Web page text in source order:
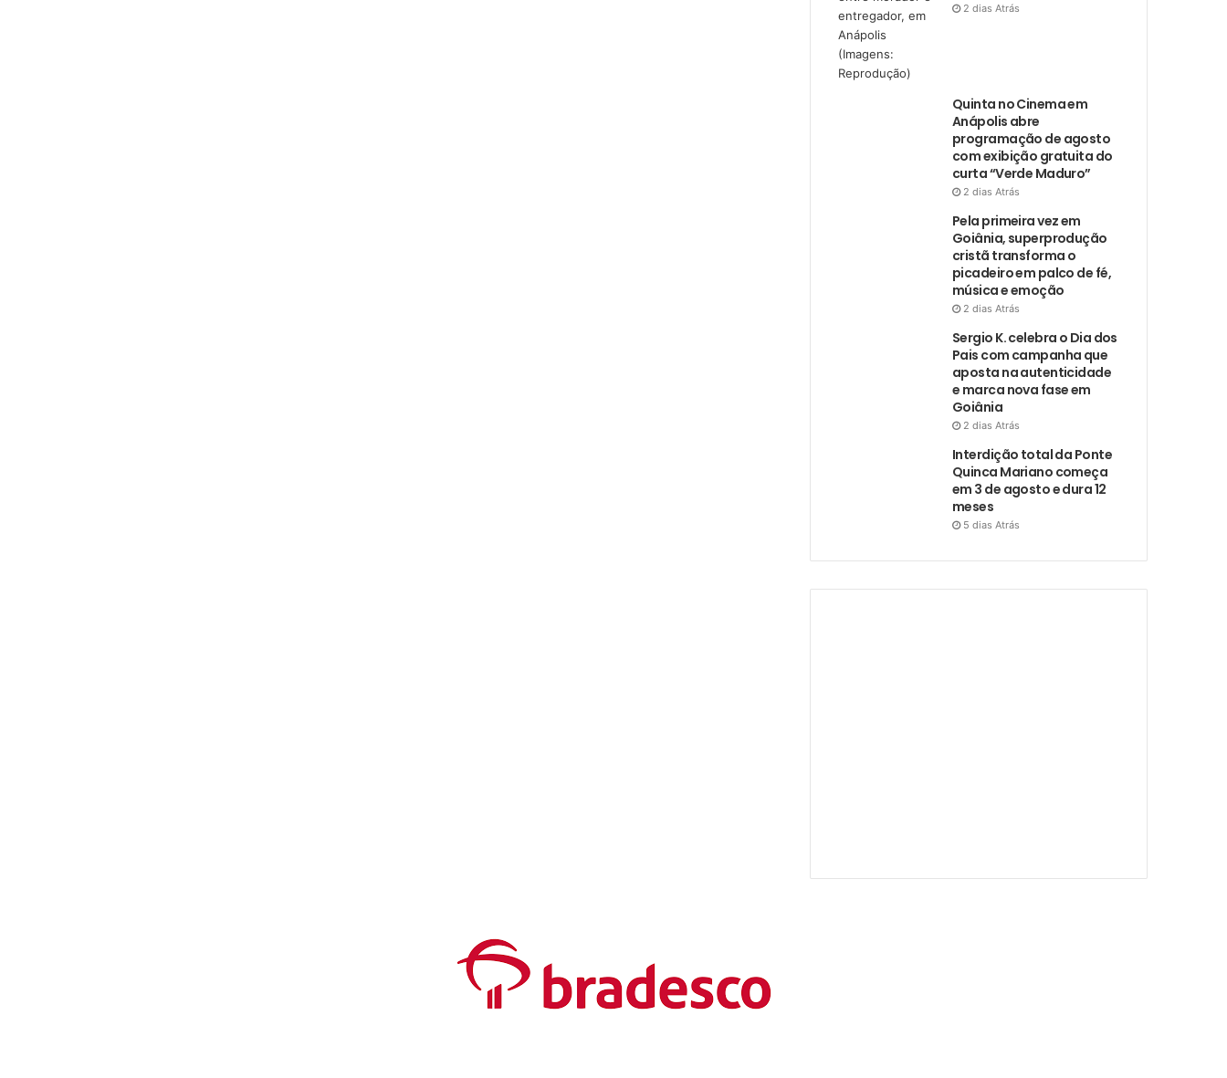
2 dias Atrás
Quinta no Cinema em
Anápolis abre
programação de agosto
com exibição gratuita do
curta “Verde Maduro”
2 dias Atrás
Pela primeira vez em
Goiânia, superprodução
cristã transforma o
picadeiro em palco de fé,
música e emoção
2 dias Atrás
Sergio K. celebra o Dia dos
Pais com campanha que
aposta na autenticidade
e marca nova fase em
Goiânia
2 dias Atrás
Interdição total da Ponte
Quinca Mariano começa
em 3 de agosto e dura 12
meses
5 dias Atrás